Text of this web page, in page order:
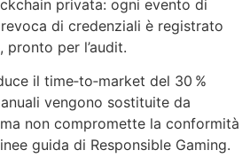
privata: ogni evento di
di credenziali è registrato
pronto per l’audit.
il time‑to‑market del 30 %
vengono sostituite da
non compromette la conformità
guida di Responsible Gaming.